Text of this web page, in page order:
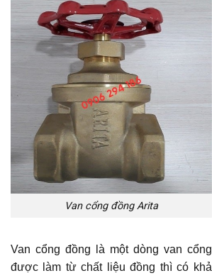
Van cổng đồng Arita
Van cổng đồng là một dòng van cổng
được làm từ chất liệu đồng thì có khả